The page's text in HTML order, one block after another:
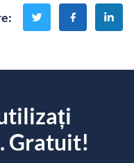
:
Gratuit!